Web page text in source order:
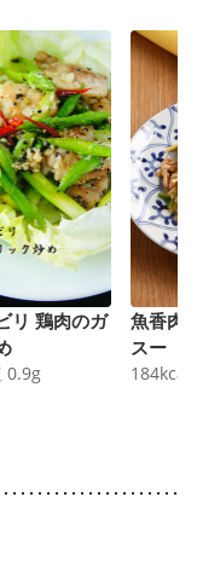
リ 鶏肉のガ
0.9g
魚香肉
スー
184kcal